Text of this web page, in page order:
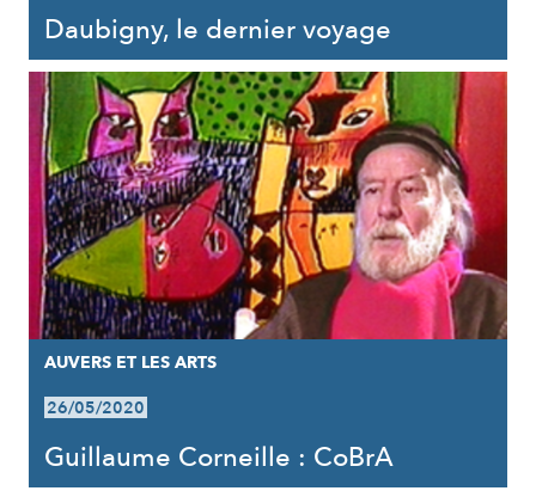
Daubigny, le dernier voyage
AUVERS ET LES ARTS
26/05/2020
Guillaume Corneille : CoBrA